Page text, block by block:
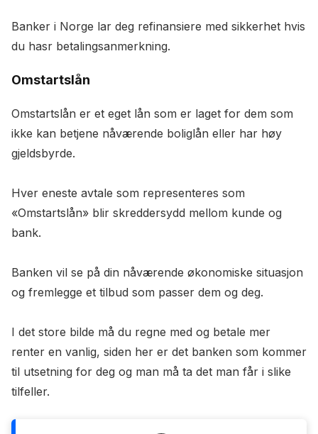
Banker i Norge lar deg refinansiere med sikkerhet hvis
du hasr betalingsanmerkning.
Omstartslån
Omstartslån er et eget lån som er laget for dem som
ikke kan betjene nåværende boliglån eller har høy
gjeldsbyrde.
Hver eneste avtale som representeres som
«Omstartslån» blir skreddersydd mellom kunde og
bank.
Banken vil se på din nåværende økonomiske situasjon
og fremlegge et tilbud som passer dem og deg.
I det store bilde må du regne med og betale mer
renter en vanlig, siden her er det banken som kommer
til utsetning for deg og man må ta det man får i slike
tilfeller.